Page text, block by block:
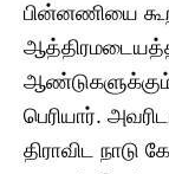
பின்னணியை
பெரியார்.
திராவிட நாடு